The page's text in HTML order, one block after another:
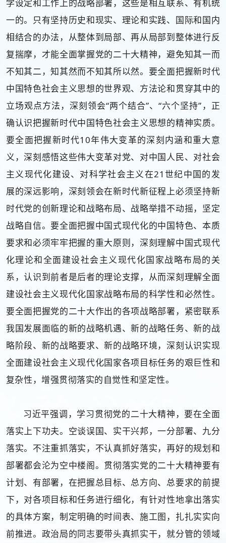
学设定和工作上的战略部署，这些是相互联系、有机统
一的。只有坚持历史和现实、理论和实践、国际和国内
相结合的办法，从整体到局部、再从局部到整体进行反
复揣摩，才能全面掌握党的二十大精神，避免知其一而
不知其二，知其然而不知其所以然。要全面把握新时代
中国特色社会主义思想的世界观、方法论和贯穿其中的
立场观点方法，深刻领会“两个结合”、“六个坚持”，正
确认识把握新时代中国特色社会主义思想的精神实质。
要全面把握新时代10年伟大变革的深刻内涵和重大意
义，深刻感悟这些伟大变革对党、对中国人民、对社会
主义现代化建设、对科学社会主义在21世纪中国的发
展的深远影响，深刻领会在新时代新征程上必须坚持新
时代党的创新理论和战略布局、战略举措不动摇，坚定
战略自信。要全面把握中国式现代化的中国特色、本质
要求和必须牢牢把握的重大原则，深刻理解中国式现代
化理论和全面建设社会主义现代化国家战略布局的关
系，认识到前者是后者的理论支撑，从而深刻理解全面
建设社会主义现代化国家战略布局的科学性和必然性。
要全面把握党的二十大作出的各项战略部署，紧密联系
我国发展面临的新的战略机遇、新的战略任务、新的战
略阶段、新的战略要求、新的战略环境，深刻认识实现
全面建设社会主义现代化国家各项目标任务的艰巨性和
复杂性，增强贯彻落实的自觉性和坚定性。
习近平强调，学习贯彻党的二十大精神，要在全面
落实上下功夫。空谈误国、实干兴邦，一分部署、九分
落实。不注重抓落实，不认真抓好落实，再好的规划和
部署都会沦为空中楼阁。贯彻落实党的二十大精神要有
计划、有部署，在把握总目标、总方向、总要求的前提
下，对各项目标和任务进行细化，有针对性地拿出落实
的具体方案，制定明确的时间表、施工图，扎扎实实向
前推进。政治局的同志要带头真抓实干，就分管的领域